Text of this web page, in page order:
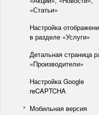
«Статьи»
Настройка
в разделе «Услуги»
Детальная страница
«Производители»
Настройка Google
reCAPTCHA
Мобильная версия